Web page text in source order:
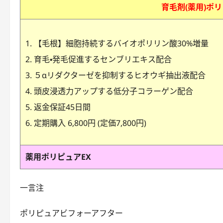
育毛剤(薬用)ポ
【毛根】細胞持続するバイオポリリン酸30%増量
育毛・発毛促進するセンブリエキス配合
５αリダクターゼを抑制するヒオウギ抽出液配合
頭皮浸透力アップする低分子コラーゲン配合
返金保証45日間
定期購入 6,800円 (定価7,800円)
薬用ポリピュアEX
一言注
ポリピュアビフォーアフター